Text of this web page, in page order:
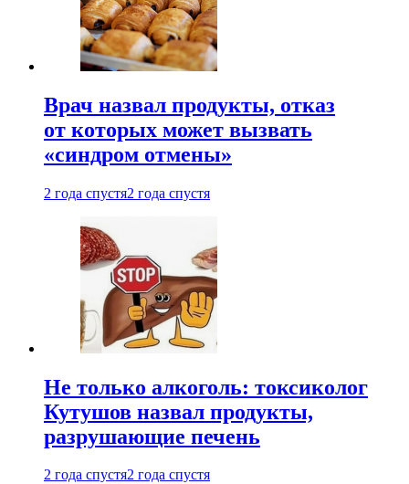
Врач назвал продукты, отказ
от которых может вызвать
«синдром отмены»
2 года спустя2 года спустя
Не только алкоголь: токсиколог
Кутушов назвал продукты,
разрушающие печень
2 года спустя2 года спустя